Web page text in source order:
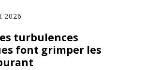
2026
turbulences
font grimper les